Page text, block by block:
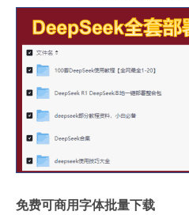
免费可商用字体批量下载